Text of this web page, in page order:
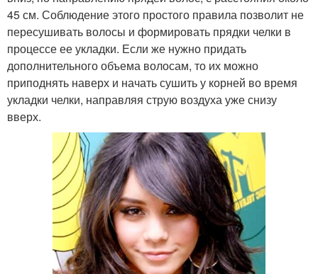
45 см. Соблюдение этого простого правила позволит не
пересушивать волосы и формировать прядки челки в
процессе ее укладки. Если же нужно придать
дополнительного объема волосам, то их можно
приподнять наверх и начать сушить у корней во время
укладки челки, направляя струю воздуха уже снизу
вверх.